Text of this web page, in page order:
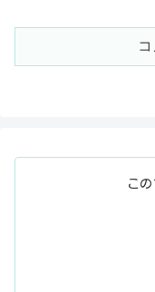
こ